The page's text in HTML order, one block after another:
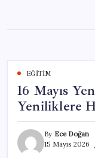
content
EĞITIM
16 Mayıs
Yeniliklere
By Ece Doğan
15 Mayıs 2026